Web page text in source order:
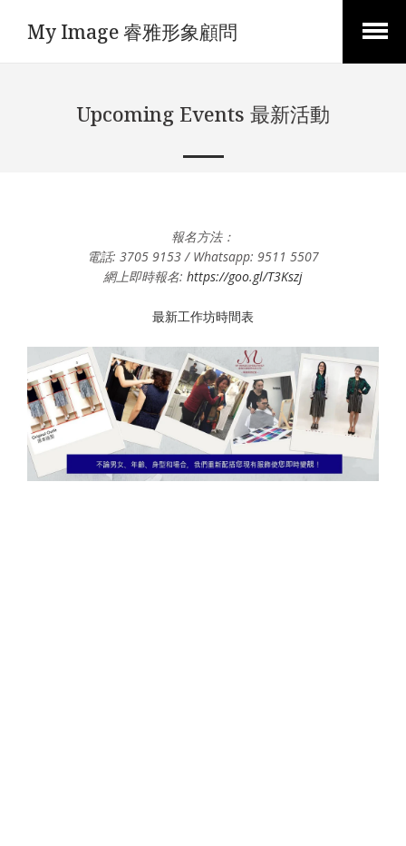
My Image 睿雅形象顧問
Open
Upcoming Events 最新活動
報名方法：
電話: 3705 9153 / Whatsapp: 9511 5507
網上即時報名: https://goo.gl/T3Kszj
最新工作坊時間表